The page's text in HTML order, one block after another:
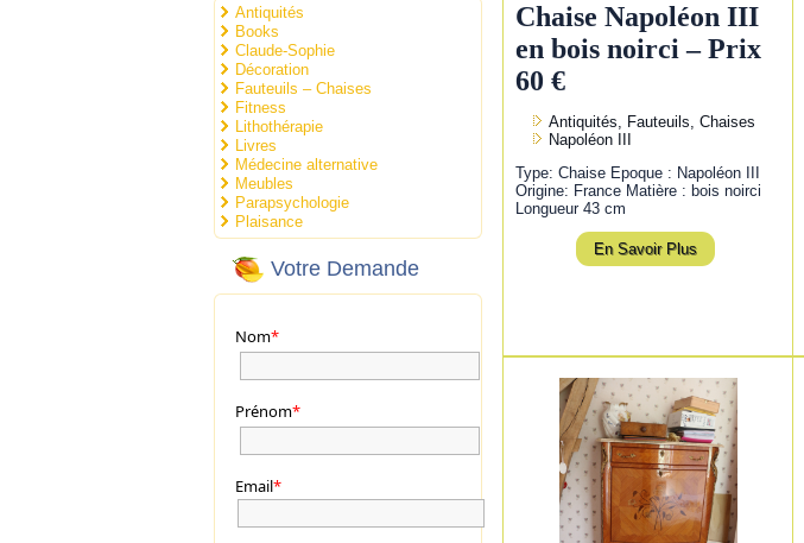
Antiquités
Books
Claude-Sophie
Décoration
Fauteuils – Chaises
Fitness
Lithothérapie
Livres
Médecine alternative
Meubles
Parapsychologie
Plaisance
Votre Demande
Nom*
Prénom*
Email*
Chaise Napoléon III
en bois noirci – Prix
60 €
Antiquités, Fauteuils, Chaises
Napoléon III
Type: Chaise Epoque : Napoléon III
Origine: France Matière : bois noirci
Longueur 43 cm
En Savoir Plus